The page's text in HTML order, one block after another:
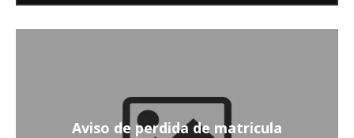
Aviso de perdida de matricula